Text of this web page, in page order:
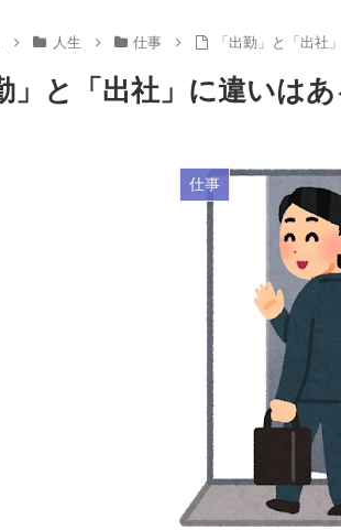
人生 仕事 「出勤」と「出
」と「出社」に違いは
仕事